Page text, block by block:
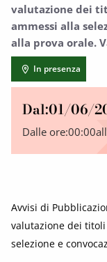
valutazione dei
ammessi alla
alla prova orale.
In presenza
Dal:01/06/
Dalle ore:00:00
Avvisi di
valutazione dei
selezione e